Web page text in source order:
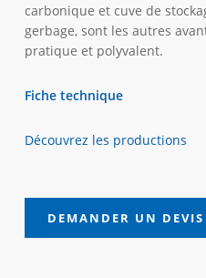
carbonique et cuve de
gerbage, sont les autres
pratique et polyvalent.
Fiche technique
Découvrez les productions
DEMANDER UN DEVIS